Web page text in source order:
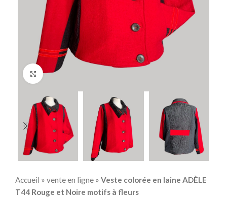
Click to enlarge
Accueil » vente en ligne » Veste colorée en laine ADÈLE
T44 Rouge et Noire motifs à fleurs